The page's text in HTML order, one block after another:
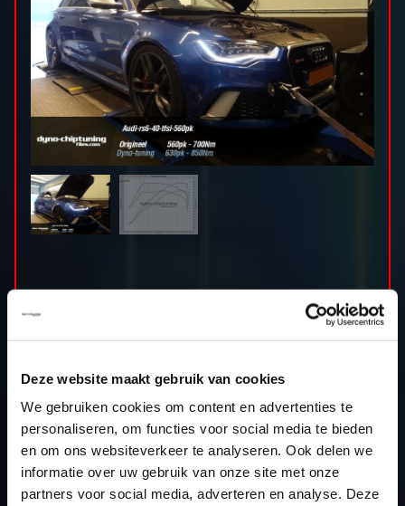
Deze website maakt gebruik van cookies
We gebruiken cookies om content en advertenties te
personaliseren, om functies voor social media te bieden
en om ons websiteverkeer te analyseren. Ook delen we
informatie over uw gebruik van onze site met onze
partners voor social media, adverteren en analyse. Deze
Tuningfile beschikbaar voor Audi RS6 40 TFSI
560pk. Stage 1 635 pk!
TERUG NAAR HET OVERZICHT